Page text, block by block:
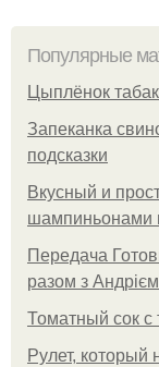
Популярные
Цыплёнок
Запеканка
подсказки
Вкусный и
шампиньонами
Передача
разом з
Томатный сок с
Рулет, который